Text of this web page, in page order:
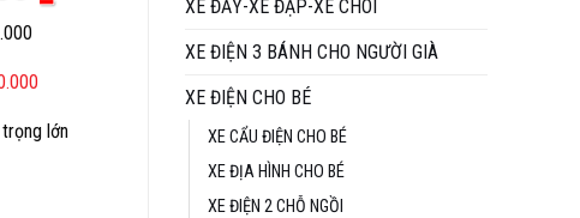
XE ĐẨY-XE ĐẠP-XE CHÒI
XE ĐIỆN 3 BÁNH CHO NGƯỜI GIÀ
XE ĐIỆN CHO BÉ
XE CẨU ĐIỆN CHO BÉ
XE ĐỊA HÌNH CHO BÉ
XE ĐIỆN 2 CHỖ NGỒI
₫.
hiện
4.990.000 ₫.
lớn